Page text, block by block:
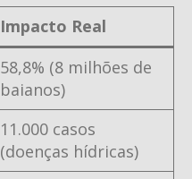
Impacto Real
58,8% (8 milhões de
baianos)
11.000 casos
(doenças hídricas)